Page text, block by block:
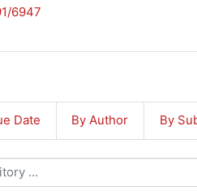
6947
Date By Author By